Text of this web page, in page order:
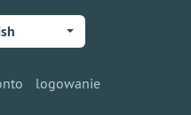
logowanie